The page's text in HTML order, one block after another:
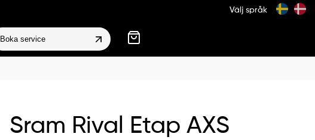
Välj språk
Boka service
Sram Rival Etap AXS